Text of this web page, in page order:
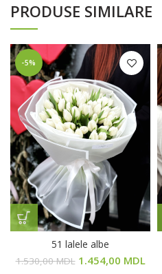
PRODUSE SIMILARE
-5%
51 lalele albe
1.530,00MDL 1.454,00 MDL